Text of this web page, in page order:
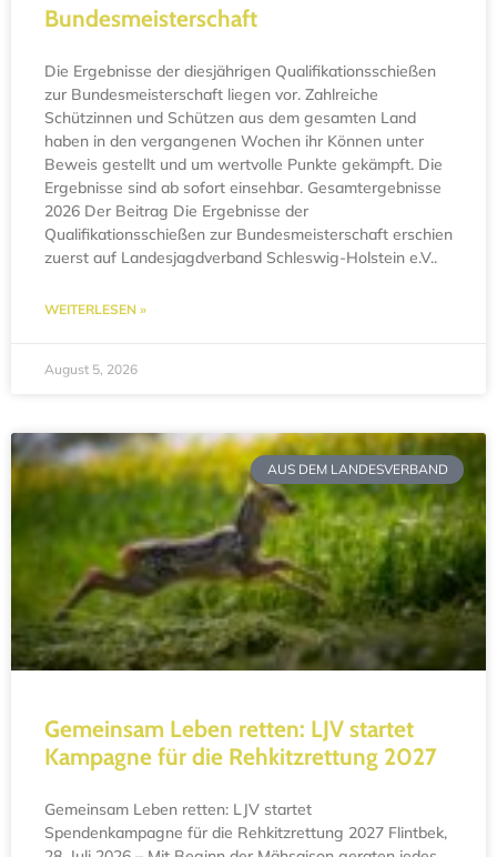
Bundesmeisterschaft
Die Ergebnisse der diesjährigen Qualifikationsschießen
zur Bundesmeisterschaft liegen vor. Zahlreiche
Schützinnen und Schützen aus dem gesamten Land
haben in den vergangenen Wochen ihr Können unter
Beweis gestellt und um wertvolle Punkte gekämpft. Die
Ergebnisse sind ab sofort einsehbar. Gesamtergebnisse
2026 Der Beitrag Die Ergebnisse der
Qualifikationsschießen zur Bundesmeisterschaft erschien
zuerst auf Landesjagdverband Schleswig-Holstein e.V..
WEITERLESEN »
August 5, 2026
AUS DEM LANDESVERBAND
Gemeinsam Leben retten: LJV startet
Kampagne für die Rehkitzrettung 2027
Gemeinsam Leben retten: LJV startet
Spendenkampagne für die Rehkitzrettung 2027 Flintbek,